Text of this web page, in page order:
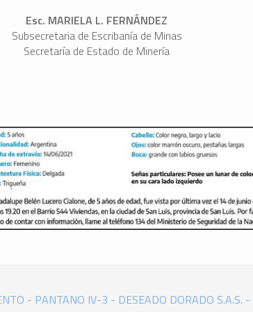
Esc. MARIELA L. FERNÁNDEZ
Subsecretaria de Escribanía de Minas
Secretaría de Estado de Minería
- PANTANO IV-3 - DESEADO DORADO S.A.S.